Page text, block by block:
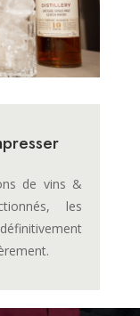
de vins &
les